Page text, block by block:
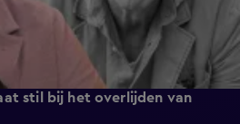
stil bij het overlijden van